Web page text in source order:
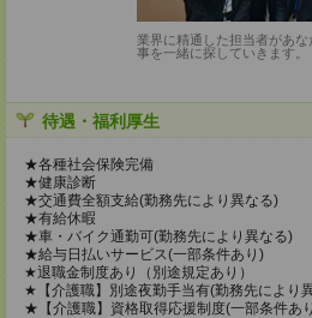
業界に精通した担当者があ
事を一緒に探していきます。
待遇・福利厚生
★各種社会保険完備
★健康診断
★交通費全額支給(勤務先により異なる)
★有給休暇
★車・バイク通勤可(勤務先により異なる)
★給与日払いサービス(一部条件あり)
★退職金制度あり（別途規定あり）
★【介護職】別途夜勤手当有(勤務先により
★【介護職】資格取得応援制度(一部条件あ